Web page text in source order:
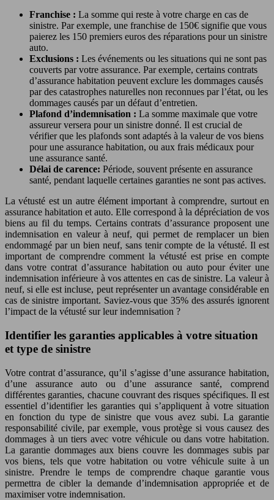
Franchise : La somme qui reste à votre charge en cas de
sinistre. Par exemple, une franchise de 150€ signifie que vous
paierez les 150 premiers euros des réparations pour un sinistre
auto.
Exclusions : Les événements ou les situations qui ne sont pas
couverts par votre assurance. Par exemple, certains contrats
d’assurance habitation peuvent exclure les dommages causés
par des catastrophes naturelles non reconnues par l’état, ou les
dommages causés par un défaut d’entretien.
Plafond d’indemnisation : La somme maximale que votre
assureur versera pour un sinistre donné. Il est crucial de
vérifier que les plafonds sont adaptés à la valeur de vos biens
pour une assurance habitation, ou aux frais médicaux pour
une assurance santé.
Délai de carence: Période, souvent présente en assurance
santé, pendant laquelle certaines garanties ne sont pas actives.
La vétusté est un autre élément important à comprendre, surtout en
assurance habitation et auto. Elle correspond à la dépréciation de vos
biens au fil du temps. Certains contrats d’assurance proposent une
indemnisation en valeur à neuf, qui permet de remplacer un bien
endommagé par un bien neuf, sans tenir compte de la vétusté. Il est
important de comprendre comment la vétusté est prise en compte
dans votre contrat d’assurance habitation ou auto pour éviter une
indemnisation inférieure à vos attentes en cas de sinistre. La valeur à
neuf, si elle est incluse, peut représenter un avantage considérable en
cas de sinistre important. Saviez-vous que 35% des assurés ignorent
l’impact de la vétusté sur leur indemnisation ?
Identifier les garanties applicables à votre situation
et type de sinistre
Votre contrat d’assurance, qu’il s’agisse d’une assurance habitation,
d’une assurance auto ou d’une assurance santé, comprend
différentes garanties, chacune couvrant des risques spécifiques. Il est
essentiel d’identifier les garanties qui s’appliquent à votre situation
en fonction du type de sinistre que vous avez subi. La garantie
responsabilité civile, par exemple, vous protège si vous causez des
dommages à un tiers avec votre véhicule ou dans votre habitation.
La garantie dommages aux biens couvre les dommages subis par
vos biens, tels que votre habitation ou votre véhicule suite à un
sinistre. Prendre le temps de comprendre chaque garantie vous
permettra de cibler la demande d’indemnisation appropriée et de
maximiser votre indemnisation.